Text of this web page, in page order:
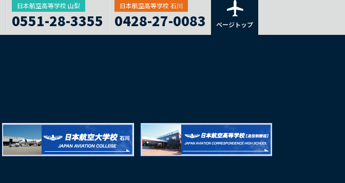
日本航空高等学校 山梨
0551-28-3355
日本航空高等学校 石川
0428-27-0083 ページトップ